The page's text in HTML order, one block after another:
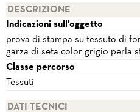
DESCRIZIONE
Indicazioni sull'oggetto
prova di stampa su tessuto di
garza di seta color grigio perla
Classe percorso
Tessuti
DATI TECNICI